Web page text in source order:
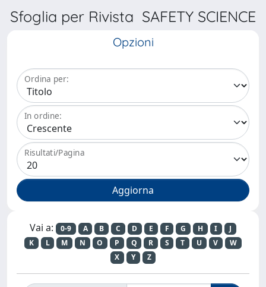
Sfoglia per Rivista SAFETY SCIENCE
Opzioni
Ordina per:
In ordine:
Risultati/Pagina
Vai a: 0-9 A B C D E F G H I
J
K
L M N O P Q R S T U V
W
X
Y Z